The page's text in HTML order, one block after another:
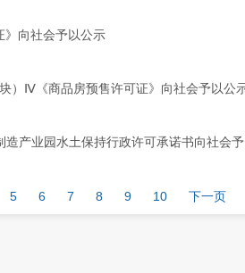
向社会予以公示
）Ⅳ《商品房预售许可证》向社会予以公
产业园水土保持行政许可承诺书向社会
5 6 7 8 9 10 下一页